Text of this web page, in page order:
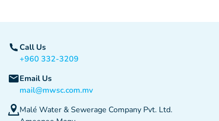
Call Us
+960 332-3209
Email Us
mail@mwsc.com.mv
Malé Water & Sewerage Company Pvt. Ltd.